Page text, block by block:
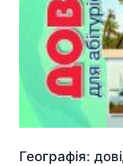
Географія: